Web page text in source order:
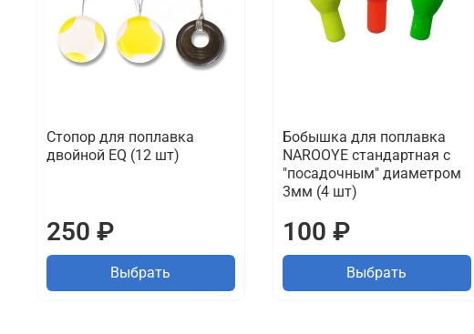
Стопор для поплавка
двойной EQ (12 шт)
250 ₽
Выбрать
Бобышка для поплавка
NAROOYE стандартная с
"посадочным" диаметром
3мм (4 шт)
100 ₽
Выбрать